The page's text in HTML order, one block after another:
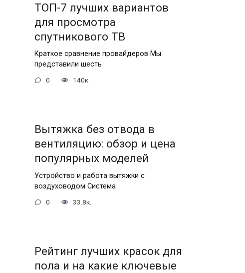
ТОП-7 лучших вариантов
для просмотра
спутникового ТВ
Краткое сравнение провайдеров Мы
представили шесть
0 140к.
Вытяжка без отвода в
вентиляцию: обзор и цена
популярных моделей
Устройство и работа вытяжки с
воздуховодом Система
0 33.8к.
Рейтинг лучших красок для
пола и на какие ключевые